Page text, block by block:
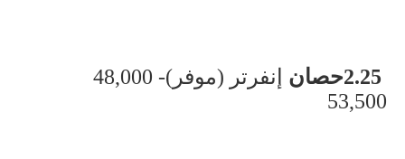
2.25حصان إنفرتر (موفر)48,000 -
53,500